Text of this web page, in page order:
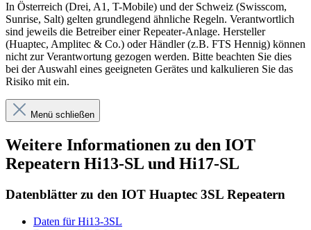
In Österreich (Drei, A1, T-Mobile) und der Schweiz (Swisscom,
Sunrise, Salt) gelten grundlegend ähnliche Regeln. Verantwortlich
sind jeweils die Betreiber einer Repeater-Anlage. Hersteller
(Huaptec, Amplitec & Co.) oder Händler (z.B. FTS Hennig) können
nicht zur Verantwortung gezogen werden. Bitte beachten Sie dies
bei der Auswahl eines geeigneten Gerätes und kalkulieren Sie das
Risiko mit ein.
Menü schließen
Weitere Informationen zu den IOT
Repeatern Hi13-SL und Hi17-SL
Datenblätter zu den IOT Huaptec 3SL Repeatern
Daten für Hi13-3SL